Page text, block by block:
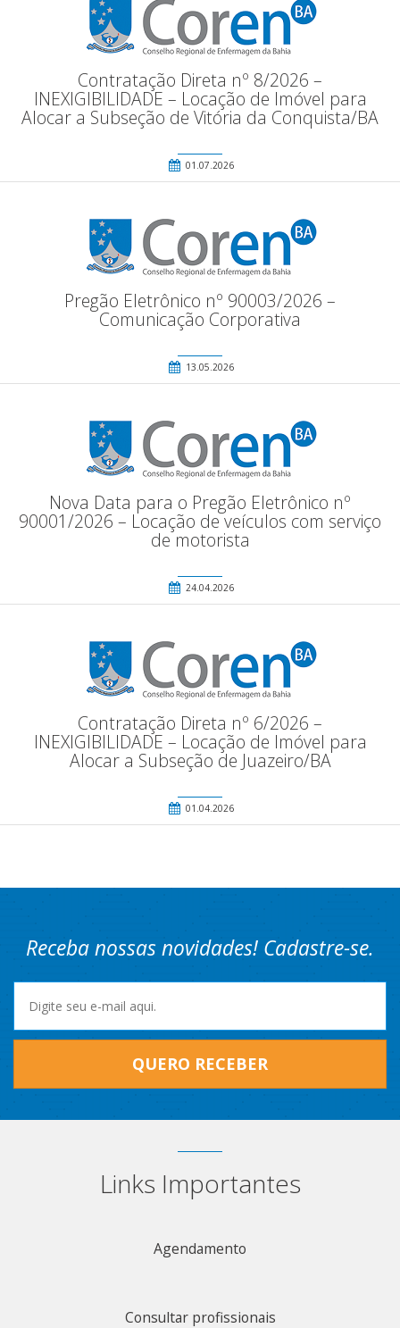
Contratação Direta nº 8/2026 –
INEXIGIBILIDADE – Locação de Imóvel para
Alocar a Subseção de Vitória da Conquista/BA
01.07.2026
Pregão Eletrônico nº 90003/2026 –
Comunicação Corporativa
13.05.2026
Nova Data para o Pregão Eletrônico nº
90001/2026 – Locação de veículos com serviço
de motorista
24.04.2026
Contratação Direta nº 6/2026 –
INEXIGIBILIDADE – Locação de Imóvel para
Alocar a Subseção de Juazeiro/BA
01.04.2026
Receba nossas novidades! Cadastre-se.
QUERO RECEBER
Links Importantes
Agendamento
Consultar profissionais